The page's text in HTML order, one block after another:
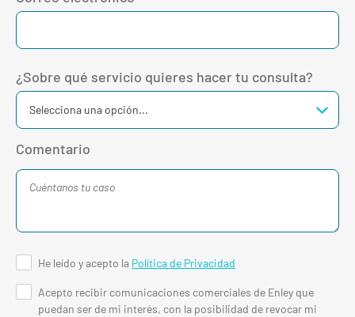
¿Sobre qué servicio quieres hacer tu consulta?
Comentario
He leído y acepto la Política de Privacidad
Acepto recibir comunicaciones comerciales de Enley que
puedan ser de mi interés, con la posibilidad de revocar mi